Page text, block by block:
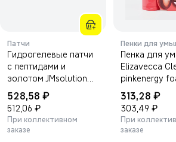
Патчи
Гидрогелевые патчи
с пептидами и
золотом JMsolution
Prime Gold Eye Patch
90г
528,58 ₽
512,06 ₽
При коллективном
заказе
Пенки для
Пенка для
Elizavecca
pinkenergy
cleansing
313,28 ₽
303,49 ₽
При
заказе